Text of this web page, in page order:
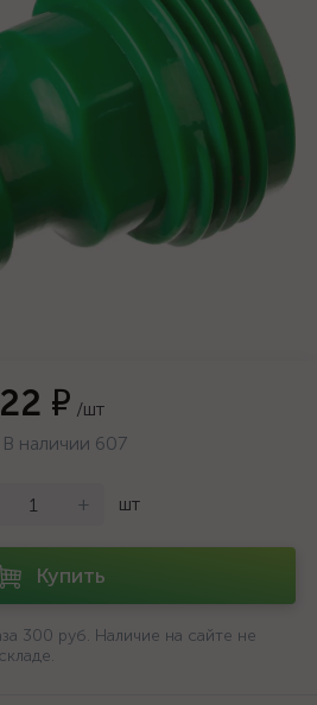
22 ₽ /шт
В наличии 607
+ шт
Купить
300 руб. Наличие на сайте не